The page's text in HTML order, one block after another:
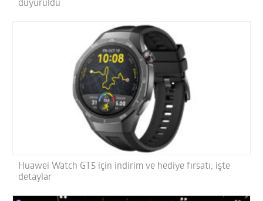
duyuruldu
Huawei Watch GT5 için indirim ve hediye fırsatı; işte
detaylar